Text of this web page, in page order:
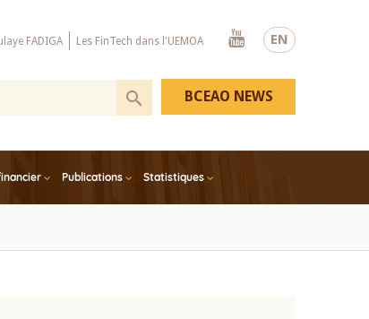
EN
FADIGA Les FinTech dans l'UEMOA
Youtube
Publications Statistiques
BCEAO NEWS